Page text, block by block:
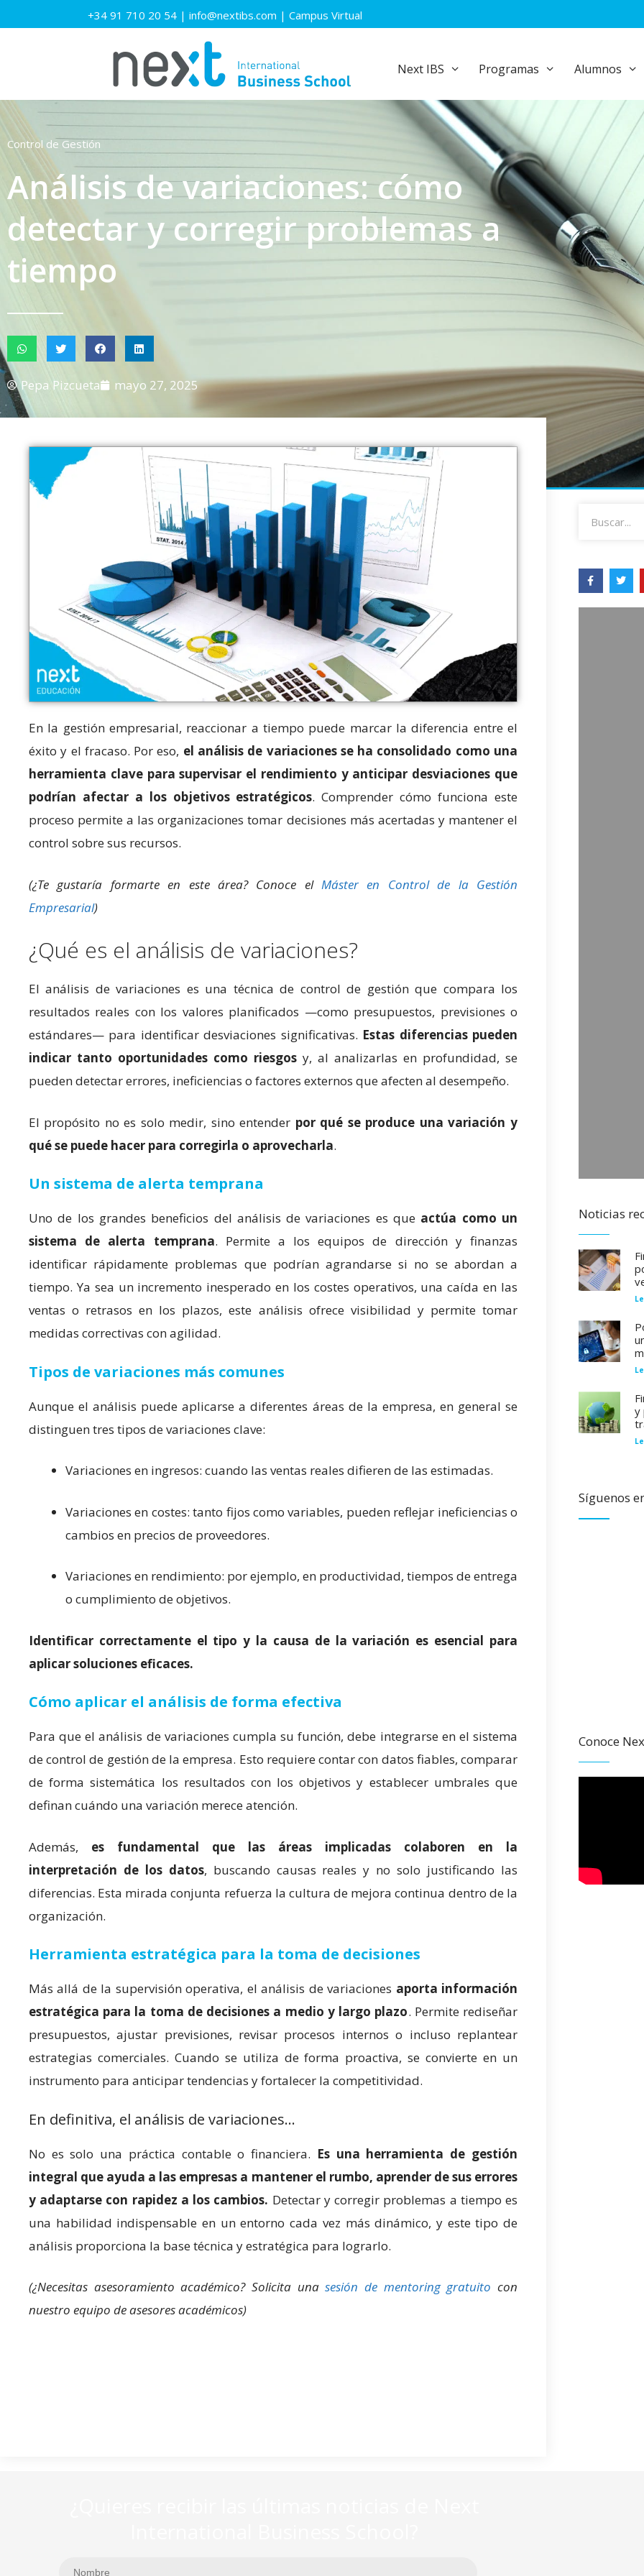
+34 91 710 20 54 | info@nextibs.com | Campus Virtual
Next IBS Programas Alumnos
Control de Gestión
Análisis de variaciones: cómo
detectar y corregir problemas a
tiempo
Pepa Pizcueta mayo 27, 2025
En la gestión empresarial, reaccionar a tiempo puede marcar la diferencia entre el
éxito y el fracaso. Por eso, el análisis de variaciones se ha consolidado como una
herramienta clave para supervisar el rendimiento y anticipar desviaciones que
podrían afectar a los objetivos estratégicos. Comprender cómo funciona este
proceso permite a las organizaciones tomar decisiones más acertadas y mantener el
control sobre sus recursos.
(¿Te gustaría formarte en este área? Conoce elMáster en Control de la Gestión
Empresarial)
¿Qué es el análisis de variaciones?
El análisis de variaciones es una técnica de control de gestión que compara los
resultados reales con los valores planificados —como presupuestos, previsiones o
estándares— para identificar desviaciones significativas. Estas diferencias pueden
indicar tanto oportunidades como riesgos y, al analizarlas en profundidad, se
pueden detectar errores, ineficiencias o factores externos que afecten al desempeño.
El propósito no es solo medir, sino entender por qué se produce una variación y
qué se puede hacer para corregirla o aprovecharla.
Un sistema de alerta temprana
Uno de los grandes beneficios del análisis de variaciones es que actúa como un
sistema de alerta temprana. Permite a los equipos de dirección y finanzas
identificar rápidamente problemas que podrían agrandarse si no se abordan a
tiempo. Ya sea un incremento inesperado en los costes operativos, una caída en las
ventas o retrasos en los plazos, este análisis ofrece visibilidad y permite tomar
medidas correctivas con agilidad.
Tipos de variaciones más comunes
Aunque el análisis puede aplicarse a diferentes áreas de la empresa, en general se
distinguen tres tipos de variaciones clave:
Variaciones en ingresos: cuando las ventas reales difieren de las estimadas.
Variaciones en costes: tanto fijos como variables, pueden reflejar ineficiencias o
cambios en precios de proveedores.
Variaciones en rendimiento: por ejemplo, en productividad, tiempos de entrega
o cumplimiento de objetivos.
Identificar correctamente el tipo y la causa de la variación es esencial para
aplicar soluciones eficaces.
Cómo aplicar el análisis de forma efectiva
Para que el análisis de variaciones cumpla su función, debe integrarse en el sistema
de control de gestión de la empresa. Esto requiere contar con datos fiables, comparar
de forma sistemática los resultados con los objetivos y establecer umbrales que
definan cuándo una variación merece atención.
Además, es fundamental que las áreas implicadas colaboren en la
interpretación de los datos, buscando causas reales y no solo justificando las
diferencias. Esta mirada conjunta refuerza la cultura de mejora continua dentro de la
organización.
Herramienta estratégica para la toma de decisiones
Más allá de la supervisión operativa, el análisis de variaciones aporta información
estratégica para la toma de decisiones a medio y largo plazo. Permite rediseñar
presupuestos, ajustar previsiones, revisar procesos internos o incluso replantear
estrategias comerciales. Cuando se utiliza de forma proactiva, se convierte en un
instrumento para anticipar tendencias y fortalecer la competitividad.
En definitiva, el análisis de variaciones…
No es solo una práctica contable o financiera. Es una herramienta de gestión
integral que ayuda a las empresas a mantener el rumbo, aprender de sus errores
y adaptarse con rapidez a los cambios. Detectar y corregir problemas a tiempo es
una habilidad indispensable en un entorno cada vez más dinámico, y este tipo de
análisis proporciona la base técnica y estratégica para lograrlo.
(¿Necesitas asesoramiento académico? Solicita unasesión de mentoring gratuito con
nuestro equipo de asesores académicos)
Noticias
y
Síguenos
Conoce